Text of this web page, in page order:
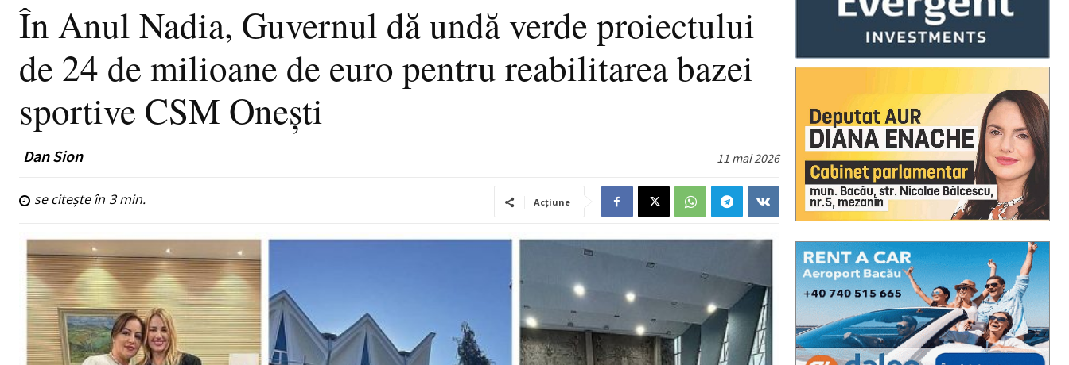
În Anul Nadia, Guvernul dă undă verde proiectului
de 24 de milioane de euro pentru reabilitarea bazei
sportive CSM Onești
Dan Sion 11 mai 2026
se citește în 3min. Acțiune